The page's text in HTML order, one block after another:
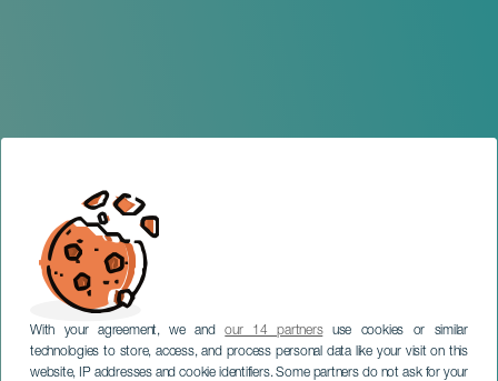
With your agreement, we andour 14 partnersuse cookies or similar
technologies to store, access, and process personal data like your visit on this
website, IP addresses and cookie identifiers. Some partners do not ask for your